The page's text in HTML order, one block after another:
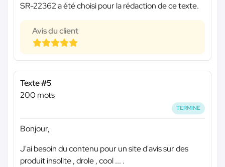
SR-22362 a été choisi pour la rédaction de ce texte.
Avis du client
Texte #5
200 mots
TERMINÉ
Bonjour,
J'ai besoin du contenu pour un site d'avis sur des
produit insolite , drole , cool ... .